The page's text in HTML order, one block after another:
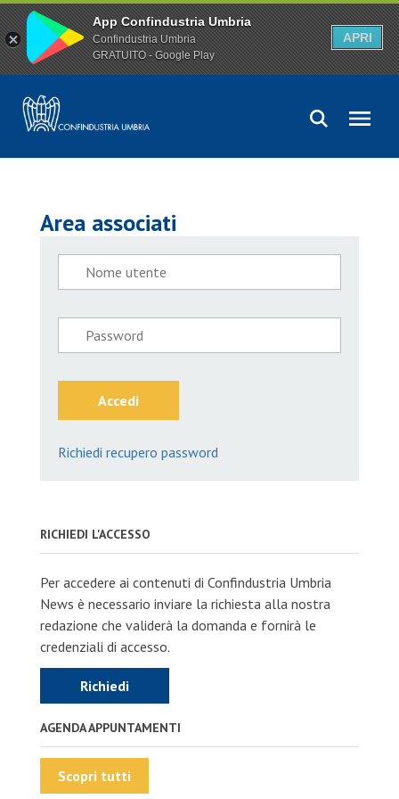
Area associati
Accedi
Richiedi recupero password
RICHIEDI L'ACCESSO
Per accedere ai contenuti di Confindustria Umbria
News è necessario inviare la richiesta alla nostra
redazione che validerà la domanda e fornirà le
credenziali di accesso.
Richiedi
AGENDA APPUNTAMENTI
Scopri tutti
App Confindustria Umbria
Confindustria Umbria
GRATUITO - Google Play
APRI